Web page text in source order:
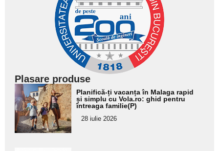
Plasare produse
Adaugă
aici textul
pentru
subtitlu
Planifică-ți vacanța în Malaga rapid
și simplu cu Vola.ro: ghid pentru
întreaga familie(P)
28 iulie 2026